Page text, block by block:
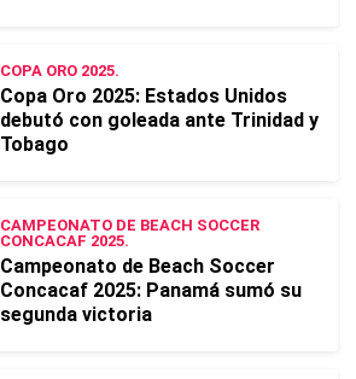
COPA ORO 2025.
Copa Oro 2025: Estados Unidos
debutó con goleada ante Trinidad y
Tobago
CAMPEONATO DE BEACH SOCCER
CONCACAF 2025.
Campeonato de Beach Soccer
Concacaf 2025: Panamá sumó su
segunda victoria